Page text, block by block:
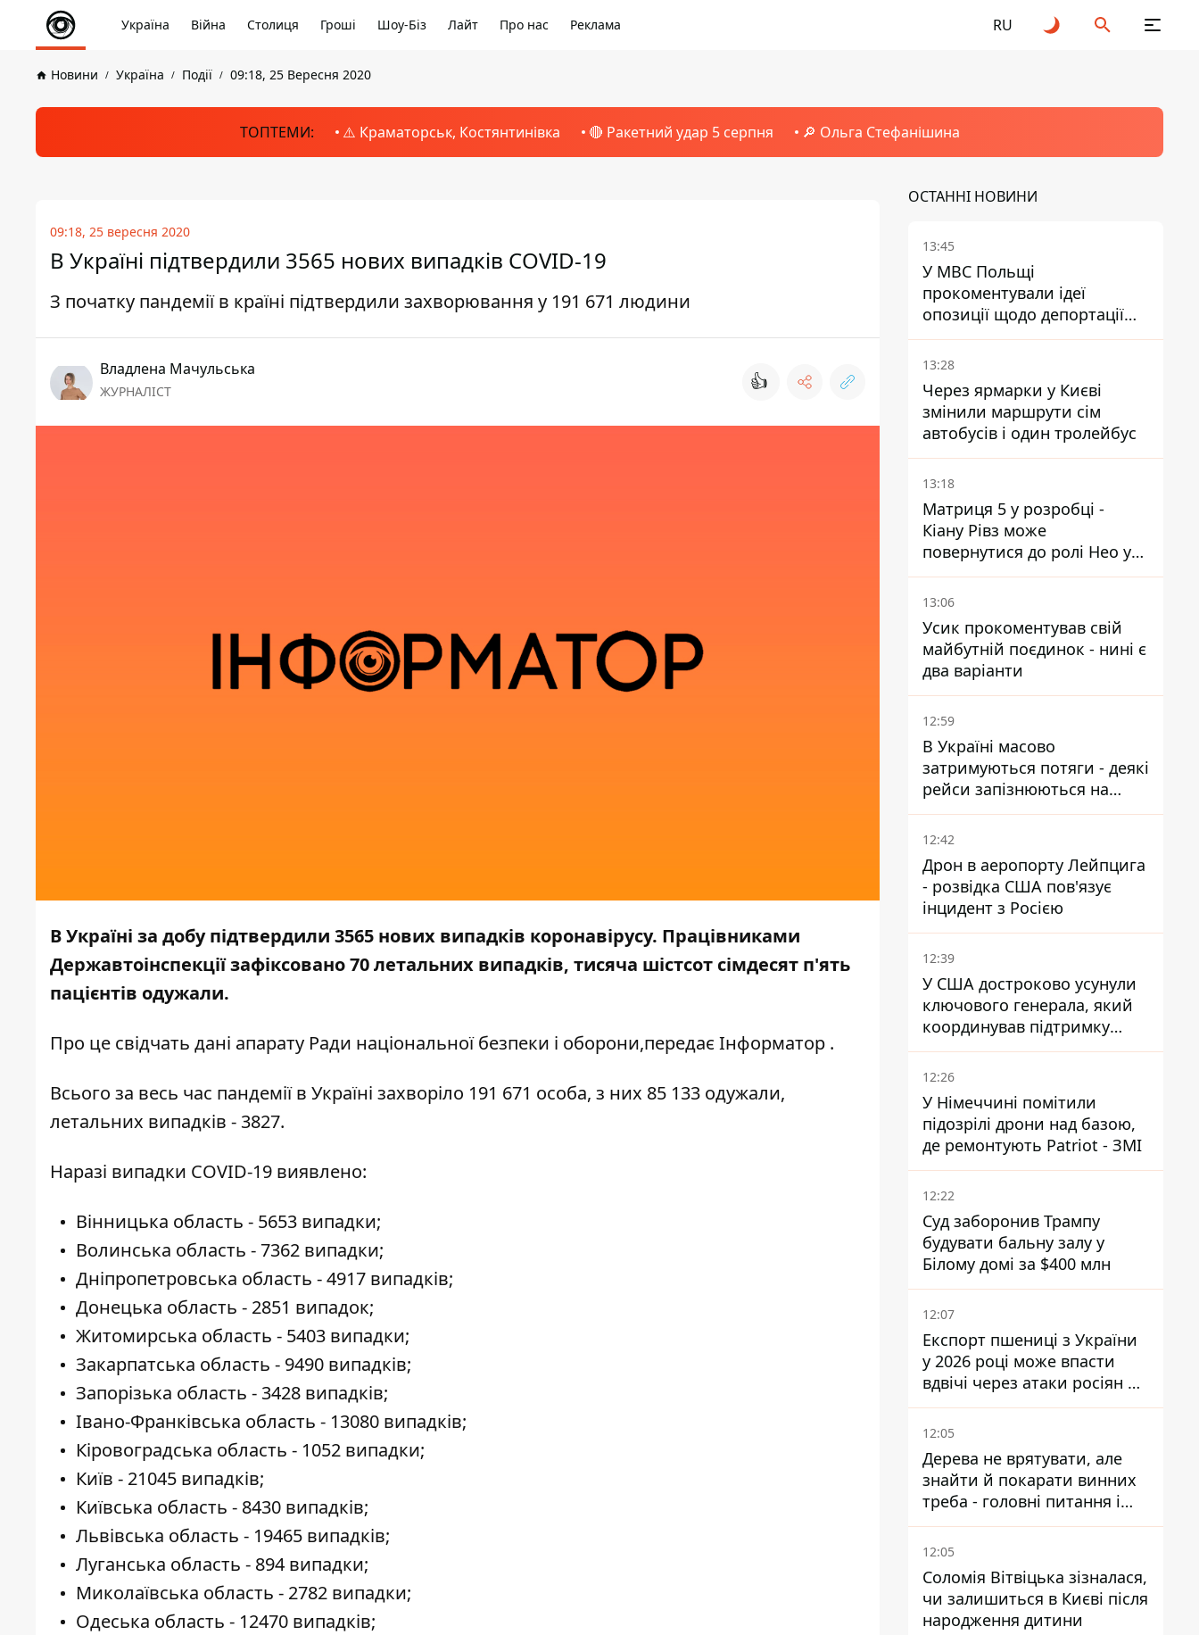
Україна Війна Столиця Гроші Шоу-Біз Лайт Про нас Реклама RU
Новини Україна Події 09:18, 25 Вересня 2020
ТОПТЕМИ: ⚠️ Краматорськ, Костянтинівка 🔴 Ракетний удар 5 серпня 🔎 Ольга Стефанішина
09:18, 25 вересня 2020
В Україні підтвердили 3565 нових випадків COVID-19
З початку пандемії в країні підтвердили захворювання у 191 671 людини
Владлена Мачульська
ЖУРНАЛІСТ 👍
В Україні за добу підтвердили 3565 нових випадків коронавірусу. Працівниками
Державтоінспекції зафіксовано 70 летальних випадків, тисяча шістсот сімдесят п'ять
пацієнтів одужали.
Про це свідчать дані апарату Ради національної безпеки і оборони,передає Інформатор .
Всього за весь час пандемії в Україні захворіло 191 671 особа, з них 85 133 одужали,
летальних випадків - 3827.
Наразі випадки COVID-19 виявлено:
Вінницька область - 5653 випадки;
Волинська область - 7362 випадки;
Дніпропетровська область - 4917 випадків;
Донецька область - 2851 випадок;
Житомирська область - 5403 випадки;
Закарпатська область - 9490 випадків;
Запорізька область - 3428 випадків;
Івано-Франківська область - 13080 випадків;
Кіровоградська область - 1052 випадки;
Київ - 21045 випадків;
Київська область - 8430 випадків;
Львівська область - 19465 випадків;
Луганська область - 894 випадки;
Миколаївська область - 2782 випадки;
Одеська область - 12470 випадків;
ОСТАННІ НОВИНИ
13:45
У МВС Польщі
прокоментували ідеї
опозиції щодо депортації
українських чоловіків -
абсурд і популізм
13:28
Через ярмарки у Києві
змінили маршрути сім
автобусів і один тролейбус
13:18
Матриця 5 у розробці -
Кіану Рівз може
повернутися до ролі Нео у
п'ятій частині
13:06
Усик прокоментував свій
майбутній поєдинок - нині є
два варіанти
12:59
В Україні масово
затримуються потяги - деякі
рейси запізнюються на
понад 12 годин
12:42
Дрон в аеропорту Лейпцига
- розвідка США пов'язує
інцидент з Росією
12:39
У США достроково усунули
ключового генерала, який
координував підтримку
України - причину
замовчують
12:26
У Німеччині помітили
підозрілі дрони над базою,
де ремонтують Patriot - ЗМІ
12:22
Суд заборонив Трампу
будувати бальну залу у
Білому домі за $400 млн
12:07
Експорт пшениці з України
у 2026 році може впасти
вдвічі через атаки росіян по
портах
12:05
Дерева не врятувати, але
знайти й покарати винних
треба - головні питання і
висновки з конфлікту на
Теремках
12:05
Соломія Вітвіцька зізналася,
чи залишиться в Києві після
народження дитини